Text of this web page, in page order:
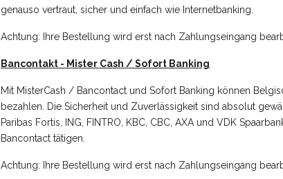
genauso vertraut, sicher und einfach wie Internetbanking.
Achtung: Ihre Bestellung wird erst nach Zahlungseingang
Bancontakt - Mister Cash / Sofort Banking
Mit MisterCash / Bancontact und Sofort Banking können
bezahlen. Die Sicherheit und Zuverlässigkeit sind absolut
Paribas Fortis, ING, FINTRO, KBC, CBC, AXA und VDK
Bancontact tätigen.
Achtung: Ihre Bestellung wird erst nach Zahlungseingang